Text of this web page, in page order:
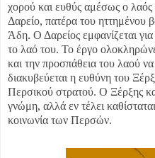
χορού και ευθύς αμέσως ο λαός
Δαρείο, πατέρα του ηττημένου
Άδη. Ο Δαρείος εμφανίζεται
το λαό του. Το έργο
και την προσπάθεια του λαού
διακυβεύεται η ευθύνη του
Περσικού στρατού. Ο Ξέρξης
γνώμη, αλλά εν τέλει
κοινωνία των Περσών.